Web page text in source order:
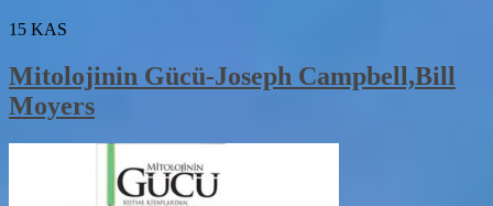
15 KAS
Mitolojinin Gücü-Joseph Campbell,Bill
Moyers